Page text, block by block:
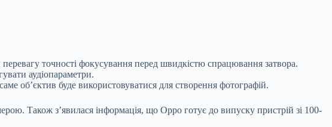
точності фокусування перед швидкістю спрацювання затвора.
аудіопараметри.
об’єктив буде використовуватися для створення фотографій.
Також з’явилася інформація, що Oppo готує до випуску пристрій зі 100-